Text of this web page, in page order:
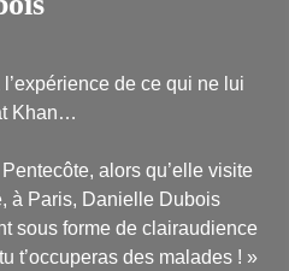
de ce qui ne lui
Khan…
alors qu’elle visite
à Paris, Danielle Dubois
sous forme de clairaudience
t’occuperas des malades ! »